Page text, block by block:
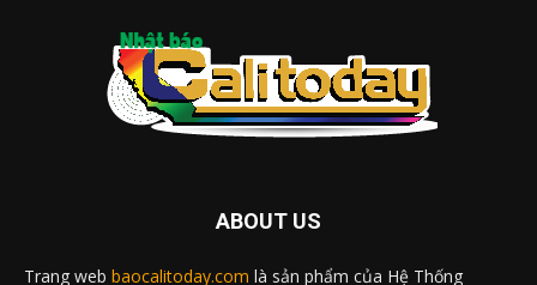
ABOUT US
Trang web baocalitoday.com là sản phẩm của Hệ Thống